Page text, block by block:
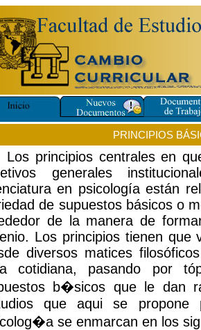
PRINCIPIOS
principios centrales en
generales
en psicología están
de supuestos básicos o
de la manera de
Los principios tienen que
diversos matices
cotidiana, pasando por
b�sicos que le dan
que aqui se propone
se enmarcan en los